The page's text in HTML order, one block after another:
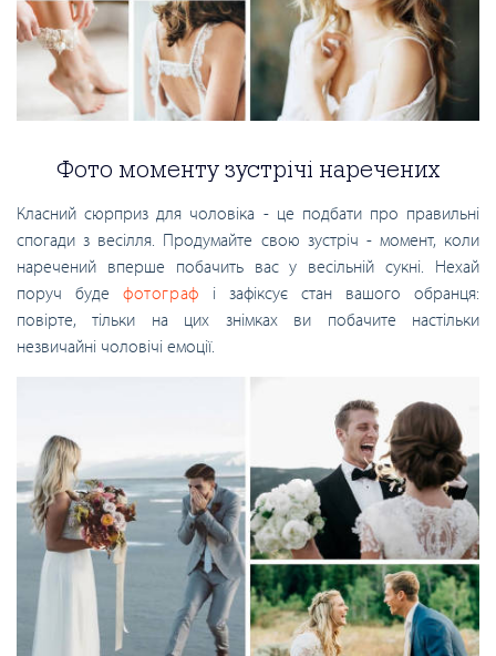
Фото моменту зустрічі наречених
Класний сюрприз для чоловіка - це подбати про правильні
спогади з весілля. Продумайте свою зустріч - момент, коли
наречений вперше побачить вас у весільній сукні. Нехай
поруч будефотограф і зафіксує стан вашого обранця:
повірте, тільки на цих знімках ви побачите настільки
незвичайні чоловічі емоції.